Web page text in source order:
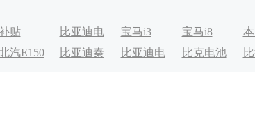
贴 比亚迪电
动轿车
宝马i3 宝马i8
车
汽E150 比亚迪秦 比亚迪电 比克电池